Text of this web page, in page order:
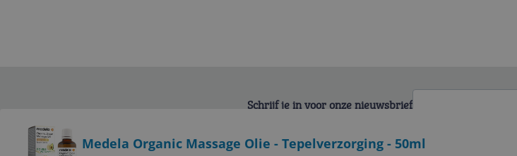
Medela Organic Massage Olie - Tepelverzorging - 50ml
Schrijf je in voor onze nieuwsbrief